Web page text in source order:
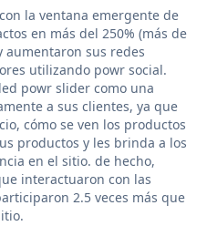
la ventana emergente de
en más del 250% (más de
aumentaron sus redes
utilizando powr social.
powr slider como una
a sus clientes, ya que
cómo se ven los productos
productos y les brinda a los
en el sitio. de hecho,
interactuaron con las
2.5 veces más que